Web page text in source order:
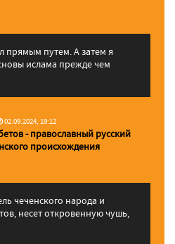
прямым путем. А затем я
ислама прежде чем
02.09.2024, 19:12
- православный русский
происхождения
чеченского народа и
несет откровенную чушь,